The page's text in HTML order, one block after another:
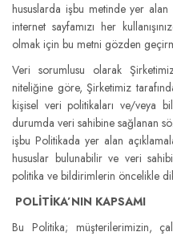
hususlarda işbu metinde yer alan
internet sayfamızı her
olmak için bu metni gözden
Veri sorumlusu olarak
niteliğine göre, Şirketimiz
kişisel veri politikaları ve/veya
durumda veri sahibine sağlanan
işbu Politikada yer alan
hususlar bulunabilir ve veri
politika ve bildirimlerin öncelikle
POLİTİKA’NIN KAPSAMI
Bu Politika; müşterilerimizin,